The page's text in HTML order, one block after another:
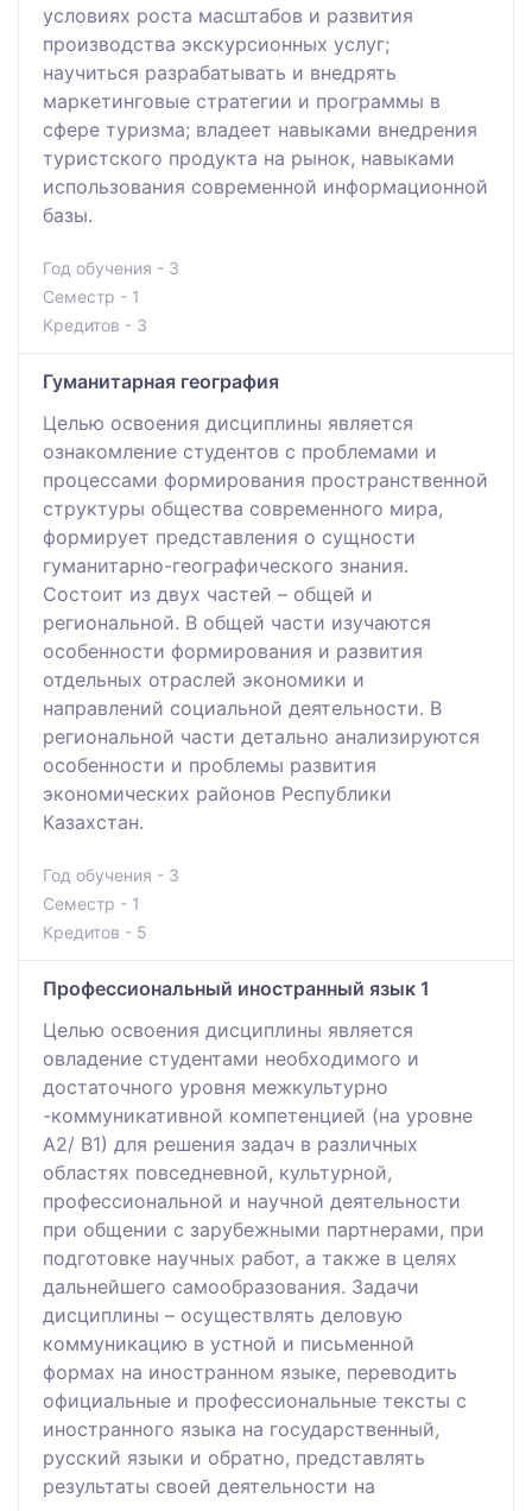
условиях роста масштабов и развития
производства экскурсионных услуг;
научиться разрабатывать и внедрять
маркетинговые стратегии и программы в
сфере туризма; владеет навыками внедрения
туристского продукта на рынок, навыками
использования современной информационной
базы.
Год обучения - 3
Семестр - 1
Кредитов - 3
Гуманитарная география
Целью освоения дисциплины является
ознакомление студентов с проблемами и
процессами формирования пространственной
структуры общества современного мира,
формирует представления о сущности
гуманитарно-географического знания.
Состоит из двух частей – общей и
региональной. В общей части изучаются
особенности формирования и развития
отдельных отраслей экономики и
направлений социальной деятельности. В
региональной части детально анализируются
особенности и проблемы развития
экономических районов Республики
Казахстан.
Год обучения - 3
Семестр - 1
Кредитов - 5
Профессиональный иностранный язык 1
Целью освоения дисциплины является
овладение студентами необходимого и
достаточного уровня межкультурно
-коммуникативной компетенцией (на уровне
А2/ В1) для решения задач в различных
областях повседневной, культурной,
профессиональной и научной деятельности
при общении с зарубежными партнерами, при
подготовке научных работ, а также в целях
дальнейшего самообразования. Задачи
дисциплины – осуществлять деловую
коммуникацию в устной и письменной
формах на иностранном языке, переводить
официальные и профессиональные тексты с
иностранного языка на государственный,
русский языки и обратно, представлять
результаты своей деятельности на